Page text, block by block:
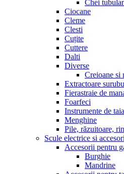
Chei
Ciocane
Cleme
Clesti
Cuțite
Cuttere
Dalti
Diverse
Creioane si
Extractoare
Fierastraie de
Foarfeci
Instrumente de
Menghine
Pile, răzuitoare,
Scule electrice si
Accesorii pentru
Burghie
Mandrine